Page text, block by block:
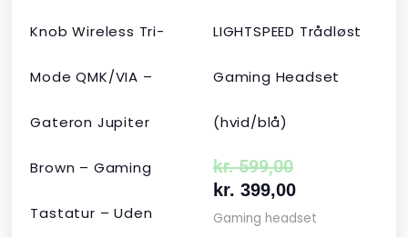
Knob Wireless Tri-
Mode QMK/VIA –
Gateron Jupiter
Brown – Gaming
Tastatur – Uden
LIGHTSPEED Trådløst
Gaming Headset
(hvid/blå)
kr.599,00
kr. 399,00
Gaming headset